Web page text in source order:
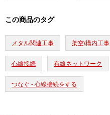
この商品のタグ
メタル関連工事 架空/構内工事
心線接続 有線ネットワーク
つなぐ - 心線接続をする